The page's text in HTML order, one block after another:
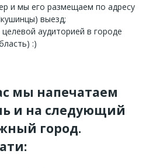
и мы его размещаем по адресу
выезд;
аудиторией в городе
:)
мы напечатаем
и на следующий
город.